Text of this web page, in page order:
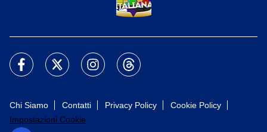
Chi Siamo Contatti Privacy Policy
Cookie Policy
Impostazioni Cookie